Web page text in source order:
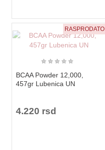
RASPRODATO
★ ★ ★ ★ ★
BCAA Powder 12,000,
457gr Lubenica UN
4.220 rsd